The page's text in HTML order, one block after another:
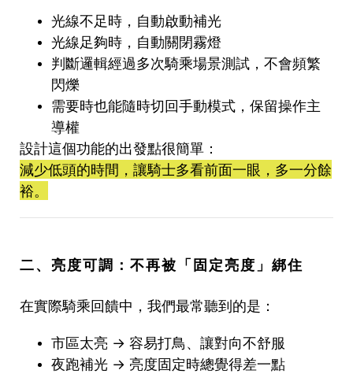
光線不足時，自動啟動補光
光線足夠時，自動關閉霧燈
判斷邏輯經過多次騎乘場景測試，不會頻繁
閃爍
需要時也能隨時切回手動模式，保留操作主
導權
設計這個功能的出發點很簡單：
減少低頭的時間，讓騎士多看前面一眼，多一分餘
裕。
二、亮度可調：不再被「固定亮度」綁住
在實際騎乘回饋中，我們最常聽到的是：
市區太亮 → 容易打鳥、讓對向不舒服
夜跑補光 → 亮度固定時總覺得差一點